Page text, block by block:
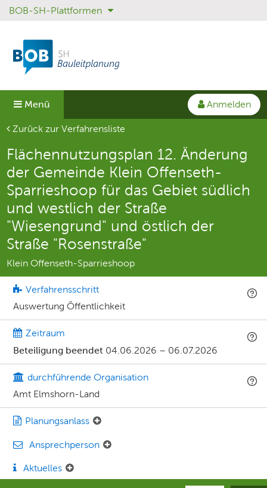
Sprungmenü
Direkt
Hauptnavigation
springen
Direkt
Inhalt
springen
BOB-SH-Plattformen
Menü
Anmelden
Aktuelle Seite
Zurück zur Verfahrensliste
Flächennutzungsplan 12. Änderung
der Gemeinde Klein Offenseth-
Sparrieshoop für das Gebiet südlich
und westlich der Straße
"Wiesengrund" und östlich der
Straße "Rosenstraße"
Klein Offenseth-Sparrieshoop
Verfahrensschritt
Auswertung Öffentlichkeit
Zeitraum
Beteiligung beendet 04.06.2026 – 06.07.2026
durchführende Organisation
Amt Elmshorn-Land
Planungsanlass
Ansprechperson
Aktuelles